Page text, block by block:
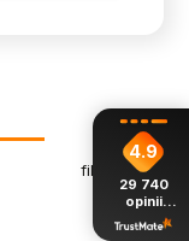
filtry
4.9
29 740
opinii
z całego
okresu